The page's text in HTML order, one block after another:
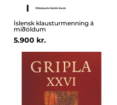
Íslensk klausturmenning á
miðöldum
5.900 kr.